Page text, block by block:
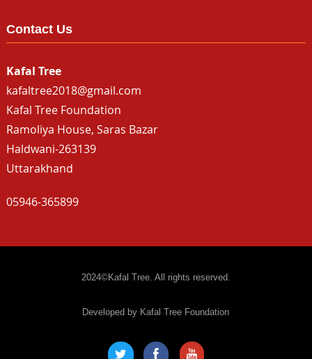
Contact Us
Kafal Tree
kafaltree2018@gmail.com
Kafal Tree Foundation
Ramoliya House, Saras Bazar
Haldwani-263139
Uttarakhand
05946-365899
2024©Kafal Tree. All rights reserved.
Developed by Kafal Tree Foundation